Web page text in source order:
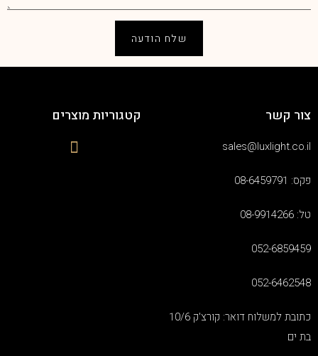
שלח הודעה
צור קשר
sales@luxlight.co.il
פקס: 08-6459791
טל: 08-9914266
052-6859459
052-6462548
כתובת למשלוח דואר: קורצ'ק 10/6
בת ים
קטגוריות מוצרים